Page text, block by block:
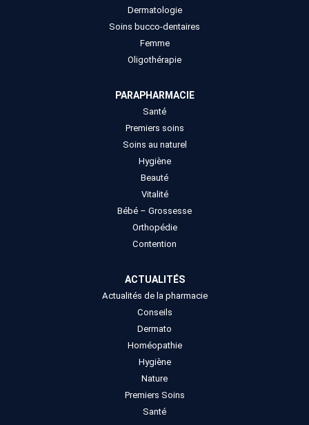
Dermatologie
Soins bucco-dentaires
Femme
Oligothérapie
PARAPHARMACIE
Santé
Premiers soins
Soins au naturel
Hygiène
Beauté
Vitalité
Bébé – Grossesse
Orthopédie
Contention
ACTUALITÉS
Actualités de la pharmacie
Conseils
Dermato
Homéopathie
Hygiène
Nature
Premiers Soins
Santé